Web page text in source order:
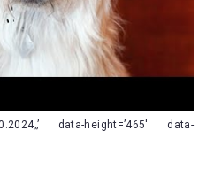
data-height=’465′ data-